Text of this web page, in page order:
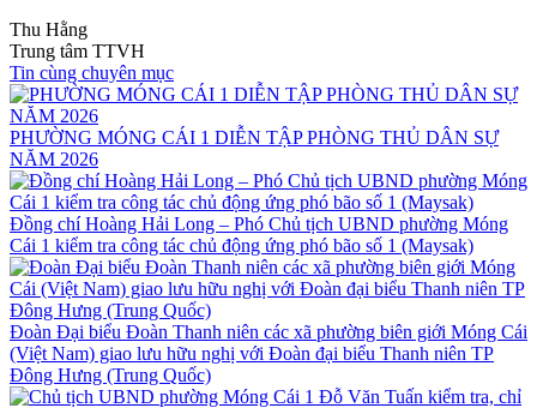
Thu Hằng
Trung tâm TTVH
Tin cùng chuyên mục
PHƯỜNG MÓNG CÁI 1 DIỄN TẬP PHÒNG THỦ DÂN SỰ
NĂM 2026
Đồng chí Hoàng Hải Long – Phó Chủ tịch UBND phường Móng
Cái 1 kiểm tra công tác chủ động ứng phó bão số 1 (Maysak)
Đoàn Đại biểu Đoàn Thanh niên các xã phường biên giới Móng Cái
(Việt Nam) giao lưu hữu nghị với Đoàn đại biểu Thanh niên TP
Đông Hưng (Trung Quốc)